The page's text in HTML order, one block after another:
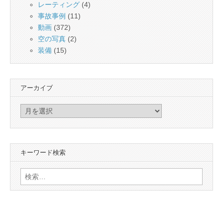
レーティング(4)
事故事例 (11)
動画 (372)
空の写真 (2)
装備 (15)
アーカイブ
イ
キーワード検索
検
索: